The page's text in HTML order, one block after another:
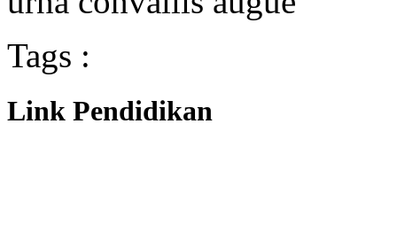
Tags :
Link Pendidikan